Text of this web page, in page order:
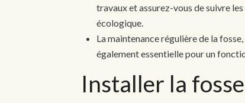
travaux et assurez-vous de suivre
écologique.
La maintenance régulière de la
également essentielle pour un
Installer la